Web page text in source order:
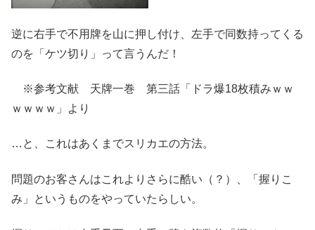
逆に右手で不用牌を山に押し付け、左手で同数持ってくる
のを「ケツ切り」って言うんだ！
※参考文献 天牌一巻 第三話「ドラ爆18枚積みｗｗ
ｗｗｗｗ」より
…と、これはあくまでスリカエの方法。
問題のお客さんはこれよりさらに酷い（？）、「握りこ
み」というものをやっていたらしい。